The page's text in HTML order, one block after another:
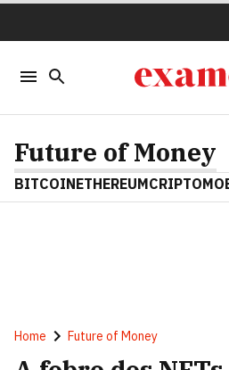
Future of Money
BITCOINETHEREUM
Home Future of Money